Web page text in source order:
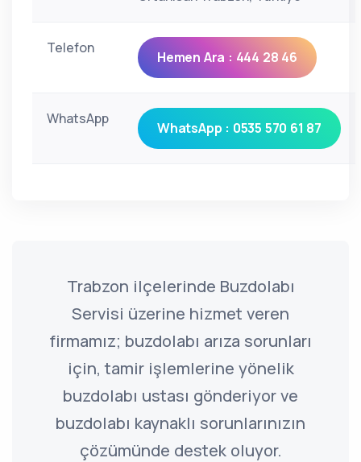
Telefon
Hemen Ara : 444 28 46
WhatsApp
WhatsApp : 0535 570 61 87
Trabzon ilçelerinde Buzdolabı
Servisi üzerine hizmet veren
firmamız; buzdolabı arıza sorunları
için, tamir işlemlerine yönelik
buzdolabı ustası gönderiyor ve
buzdolabı kaynaklı sorunlarınızın
çözümünde destek oluyor.